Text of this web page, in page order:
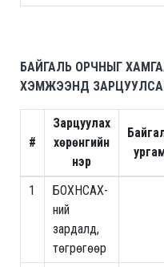
БАЙГАЛЬ ОРЧНЫГ
ХЭМЖЭЭНД
#
Зарцуулах
хөрөнгийн
нэр
1
БОХНСАХ-
ний
зардалд,
төгрөгөөр